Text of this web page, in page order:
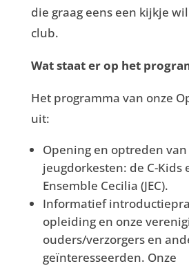
die graag eens een kijkje
club.
Wat staat er op het
Het programma van onze
uit:
Opening en optreden van
jeugdorkesten: de C-Kids
Ensemble Cecilia (JEC).
Informatief
opleiding en onze
ouders/verzorgers en
geïnteresseerden. Onze